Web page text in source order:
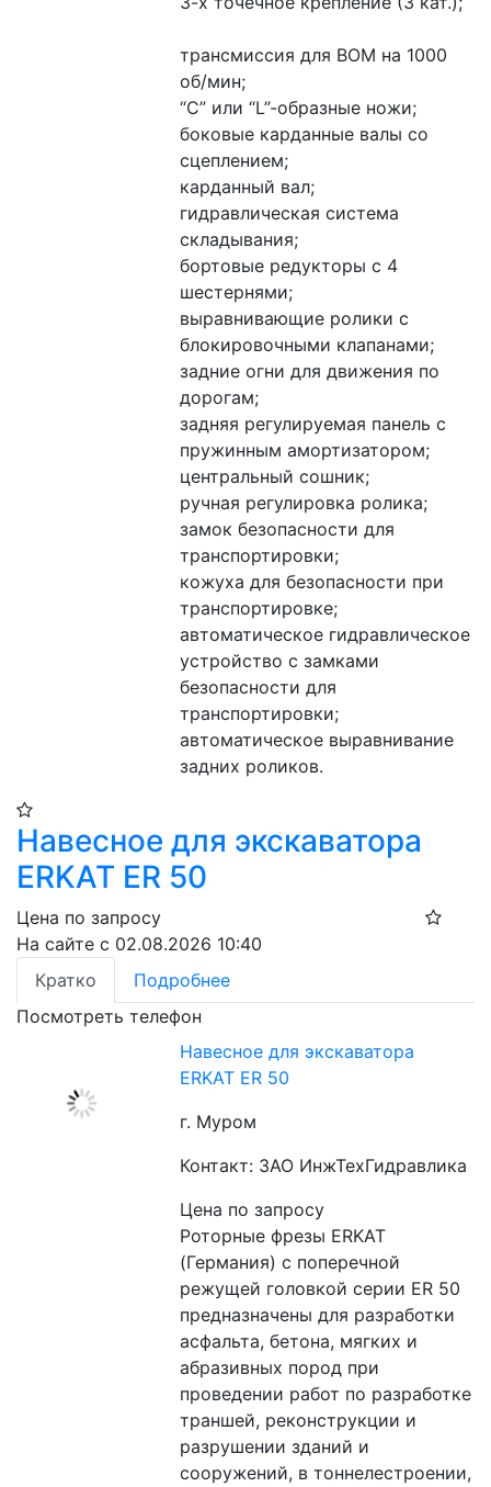
трансмиссия для ВОМ на 1000
об/мин;
“C” или “L”-образные ножи;
боковые карданные валы со
сцеплением;
карданный вал;
гидравлическая система
складывания;
бортовые редукторы с 4
шестернями;
выравнивающие ролики с
блокировочными клапанами;
задние огни для движения по
дорогам;
задняя регулируемая панель с
пружинным амортизатором;
центральный сошник;
ручная регулировка ролика;
замок безопасности для
транспортировки;
кожуха для безопасности при
транспортировке;
автоматическое гидравлическое
устройство с замками
безопасности для
транспортировки;
автоматическое выравнивание
задних роликов.
Навесное для экскаватора
ERKAT ER 50
Цена по запросу
На сайте с 02.08.2026 10:40
Кратко
Подробнее
Посмотреть телефон
Навесное для экскаватора
ERKAT ER 50
г. Муром
Контакт: ЗАО ИнжТехГидравлика
Цена по запросу
Роторные фрезы ERKAT
(Германия) c поперечной
режущей головкой серии ER 50
предназначены для разработки
асфальта, бетона, мягких и
абразивных пород при
проведении работ по разработке
траншей, реконструкции и
разрушении зданий и
сооружений, в тоннелестроении,